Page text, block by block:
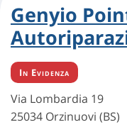
Genyio
In Evidenza
Via Lombardia 19
25034 Orzinuovi (BS)